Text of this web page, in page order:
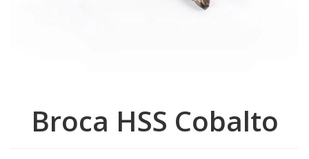
Broca HSS Cobalto